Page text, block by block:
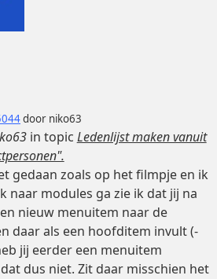
door niko63
in topic Ledenlijst maken vanuit
gedaan zoals op het filmpje en ik
naar modules ga zie ik dat jij na
nieuw menuitem naar de
daar als een hoofditem invult (-
jij eerder een menuitem
dus niet. Zit daar misschien het